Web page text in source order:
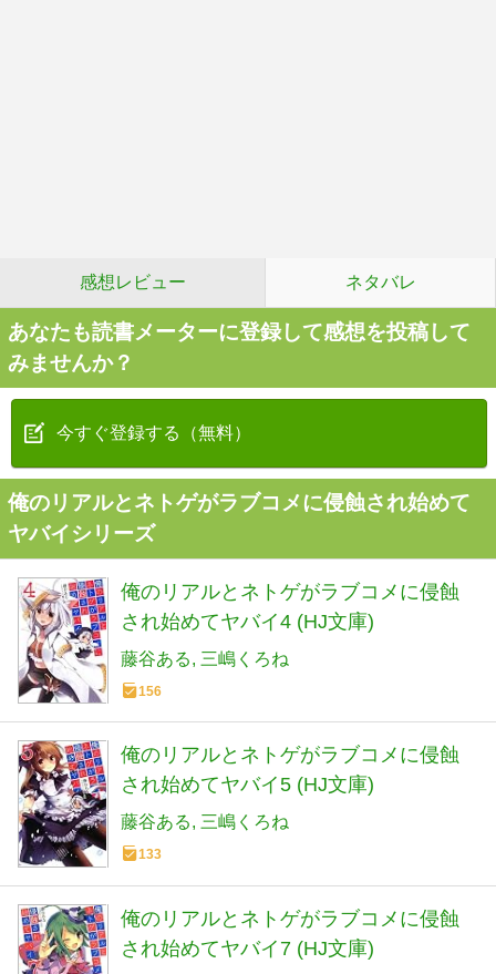
感想レビュー ネタバレ
あなたも読書メーターに登録して感想を投稿して
みませんか？
今すぐ登録する（無料）
俺のリアルとネトゲがラブコメに侵蝕され始めて
ヤバイシリーズ
俺のリアルとネトゲがラブコメに侵蝕
され始めてヤバイ4 (HJ文庫)
藤谷ある 三嶋くろね
156
俺のリアルとネトゲがラブコメに侵蝕
され始めてヤバイ5 (HJ文庫)
藤谷ある 三嶋くろね
133
俺のリアルとネトゲがラブコメに侵蝕
され始めてヤバイ7 (HJ文庫)